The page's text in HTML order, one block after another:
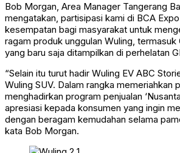
Bob Morgan, Area Manager Tangerang
mengatakan, partisipasi kami di BCA
kesempatan bagi masyarakat untuk
ragam produk unggulan Wuling, termasuk
yang baru saja ditampilkan di perhelatan
“Selain itu turut hadir Wuling EV ABC
Wuling SUV. Dalam rangka memeriahkan
menghadirkan program penjualan
apresiasi kepada konsumen yang ingin
dengan beragam kemudahan selama
kata Bob Morgan.